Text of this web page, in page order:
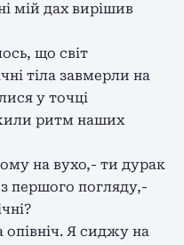
мій дах вирішив
що світ
тіла завмерли на
у точці
ритм наших
на вухо,- ти дурак
першого погляду,-
опівніч. Я сиджу на